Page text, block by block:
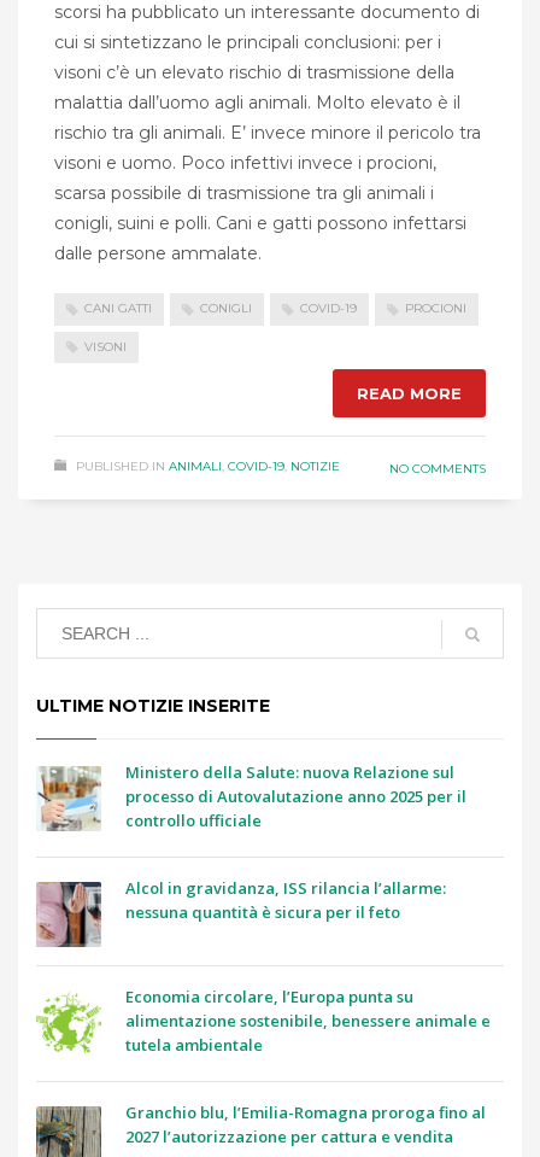
scorsi ha pubblicato un interessante documento di
cui si sintetizzano le principali conclusioni: per i
visoni c’è un elevato rischio di trasmissione della
malattia dall’uomo agli animali. Molto elevato è il
rischio tra gli animali. E’ invece minore il pericolo tra
visoni e uomo. Poco infettivi invece i procioni,
scarsa possibile di trasmissione tra gli animali i
conigli, suini e polli. Cani e gatti possono infettarsi
dalle persone ammalate.
CANI GATTI CONIGLI COVID-19 PROCIONI
VISONI
READ MORE
PUBLISHED IN ANIMALI, COVID-19, NOTIZIE NO COMMENTS
ULTIME NOTIZIE INSERITE
Ministero della Salute: nuova Relazione sul
processo di Autovalutazione anno 2025 per il
controllo ufficiale
Alcol in gravidanza, ISS rilancia l’allarme:
nessuna quantità è sicura per il feto
Economia circolare, l’Europa punta su
alimentazione sostenibile, benessere animale e
tutela ambientale
Granchio blu, l’Emilia-Romagna proroga fino al
2027 l’autorizzazione per cattura e vendita